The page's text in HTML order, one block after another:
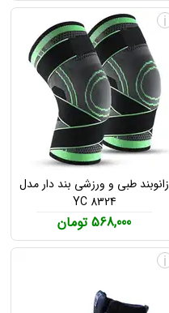
زانوبند طبی و ورزشی بند دار مدل
YC 8324
568,000 تومان
i
i